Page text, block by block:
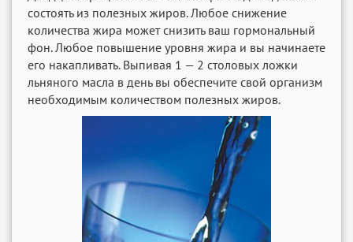
состоять из полезных жиров. Любое снижение
количества жира может снизить ваш гормональный
фон. Любое повышение уровня жира и вы начинаете
его накапливать. Выпивая 1 — 2 столовых ложки
льняного масла в день вы обеспечите свой организм
необходимым количеством полезных жиров.